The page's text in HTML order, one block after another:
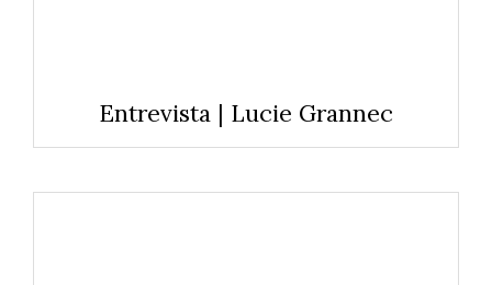
Entrevista | Lucie Grannec